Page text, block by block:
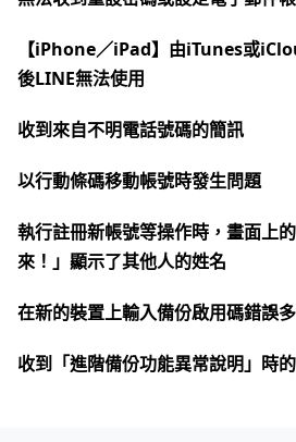
【iPhone／iPad】由iTunes或
後LINE無法使用
收到來自不明電話號碼的簡訊
以行動條碼移動帳號時發生問題
執行註冊新帳號等操作時，畫面上
來！」顯示了其他人的姓名
在新的裝置上輸入備份啟用碼錯誤
收到「進階備份功能異常說明」時